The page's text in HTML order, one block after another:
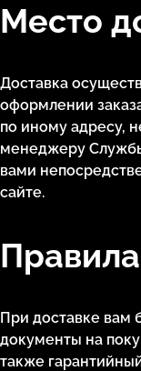
Место
Доставка
оформлении
по иному адресу,
менеджеру
вами
сайте.
Правила
При доставке вам
документы на
также